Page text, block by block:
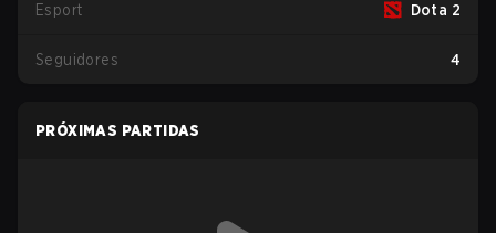
Esport Dota 2
Seguidores 4
PRÓXIMAS PARTIDAS